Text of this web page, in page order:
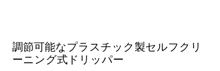
調節可能なプラスチック製セルフクリ
ーニング式ドリッパー